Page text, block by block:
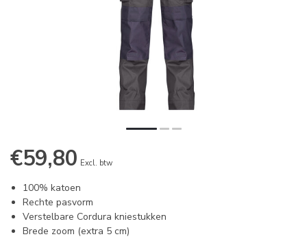
€59,80 Excl. btw
100% katoen
Rechte pasvorm
Verstelbare Cordura kniestukken
Brede zoom (extra 5 cm)